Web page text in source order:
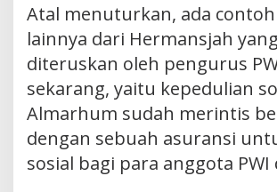
Atal menuturkan, ada
lainnya dari Hermansjah
diteruskan oleh pengurus
sekarang, yaitu kepedulian
Almarhum sudah merintis
dengan sebuah asuransi
sosial bagi para anggota PWI